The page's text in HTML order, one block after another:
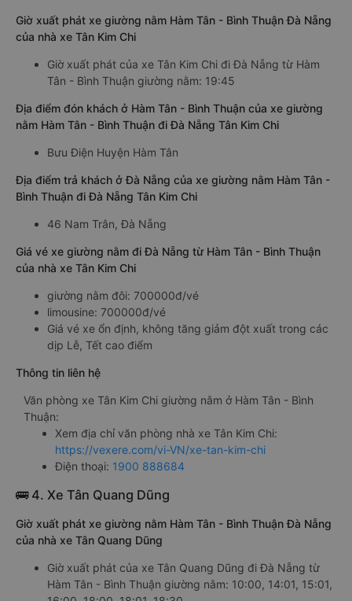
Giờ xuất phát xe giường nằm Hàm Tân - Bình Thuận Đà Nẵng
của nhà xe Tân Kim Chi
Giờ xuất phát của xe Tân Kim Chi đi Đà Nẵng từ Hàm
Tân - Bình Thuận giường nằm: 19:45
Địa điểm đón khách ở Hàm Tân - Bình Thuận của xe giường
nằm Hàm Tân - Bình Thuận đi Đà Nẵng Tân Kim Chi
Bưu Điện Huyện Hàm Tân
Địa điểm trả khách ở Đà Nẵng của xe giường nằm Hàm Tân -
Bình Thuận đi Đà Nẵng Tân Kim Chi
46 Nam Trân, Đà Nẵng
Giá vé xe giường nằm đi Đà Nẵng từ Hàm Tân - Bình Thuận
của nhà xe Tân Kim Chi
giường nằm đôi: 700000đ/vé
limousine: 700000đ/vé
Giá vé xe ổn định, không tăng giảm đột xuất trong các
dịp Lễ, Tết cao điểm
Thông tin liên hệ
Văn phòng xe Tân Kim Chi giường nằm ở Hàm Tân - Bình
Thuận:
Xem địa chỉ văn phòng nhà xe Tân Kim Chi:
https://vexere.com/vi-VN/xe-tan-kim-chi
Điện thoại: 1900 888684
🚌 4. Xe Tân Quang Dũng
Giờ xuất phát xe giường nằm Hàm Tân - Bình Thuận Đà Nẵng
của nhà xe Tân Quang Dũng
Giờ xuất phát của xe Tân Quang Dũng đi Đà Nẵng từ
Hàm Tân - Bình Thuận giường nằm: 10:00, 14:01, 15:01,